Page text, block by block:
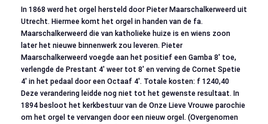
In 1868 werd het orgel hersteld door Pieter Maarschalkerweerd uit
Utrecht. Hiermee komt het orgel in handen van de fa.
Maarschalkerweerd die van katholieke huize is en wiens zoon
later het nieuwe binnenwerk zou leveren. Pieter
Maarschalkerweerd voegde aan het positief een Gamba 8′ toe,
verlengde de Prestant 4′ weer tot 8′ en verving de Cornet Spetie
4′ in het pedaal door een Octaaf 4′. Totale kosten: f 1240,40
Deze verandering leidde nog niet tot het gewenste resultaat. In
1894 besloot het kerkbestuur van de Onze Lieve Vrouwe parochie
om het orgel te vervangen door een nieuw orgel. (Overgenomen